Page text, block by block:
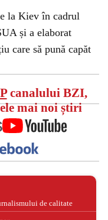
la Kiev în cadrul
și a elaborat
care să pună capăt
canalului BZI,
mai noi știri
de calitate